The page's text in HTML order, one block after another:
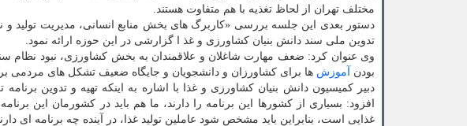
مختلف تهران از لحاظ تغذیه با هم متفاوت هستند.
دستور بعدی این جلسه بررسی «کاربرگ های بخش منابع انسانی، مدیریت تولید و
تدوین ملی سند دانش بنیان کشاورزی و غذ ا گزارشی در این حوزه ارائه نمود.
وی عنوان کرد: ضعف مهارت شاغلان و علاقمندان به بخش کشاورزی، نبود
بودن
آموزش ها برای کشاورزان و دانشجویان و جایگاه ضعیف تشکل های مردمی
دبیر کمیسیون دانش بنیان کشاورزی و غذا با اشاره به اینکه تهیه و تدوین
افزود: بسیاری از کشورها این برنامه را دارند، ما هم باید در کشورمان این
غذایی است، بنابراین باید مشخص شود عاملین تولید غذا، در آینده چه برنامه ای